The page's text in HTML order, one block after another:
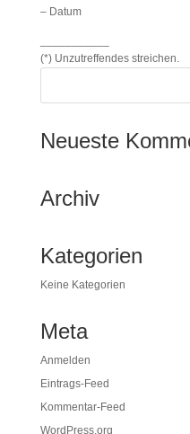
– Datum
(*) Unzutreffendes streichen.
Neueste
Archiv
Kategorien
Keine Kategorien
Meta
Anmelden
Eintrags-Feed
Kommentar-Feed
WordPress.org